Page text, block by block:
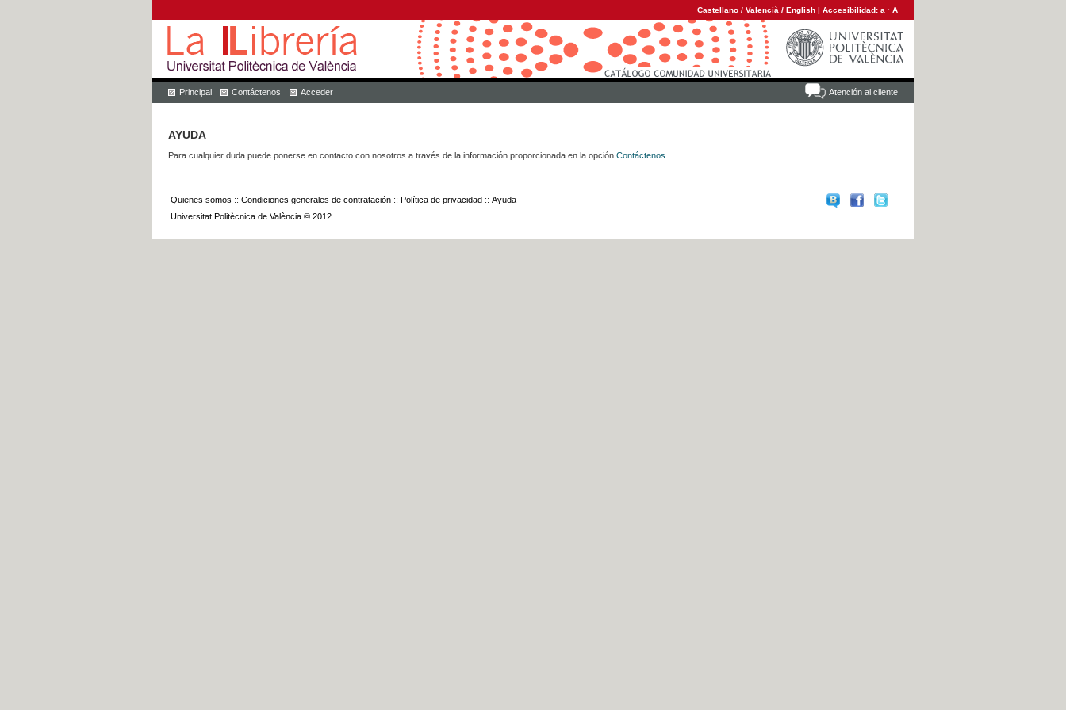
Castellano / Valencià / English | Accesibilidad: a · A
Atención al cliente
Principal Contáctenos Acceder
AYUDA
Para cualquier duda puede ponerse en contacto con nosotros a través de la información proporcionada en la opción Contáctenos
Quienes somos :: Condiciones generales de contratación :: Política de privacidad :: Ayuda
Universitat Politècnica de València © 2012